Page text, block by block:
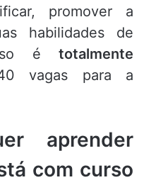
promover a
habilidades de
é totalmente
vagas para a
aprender
com curso